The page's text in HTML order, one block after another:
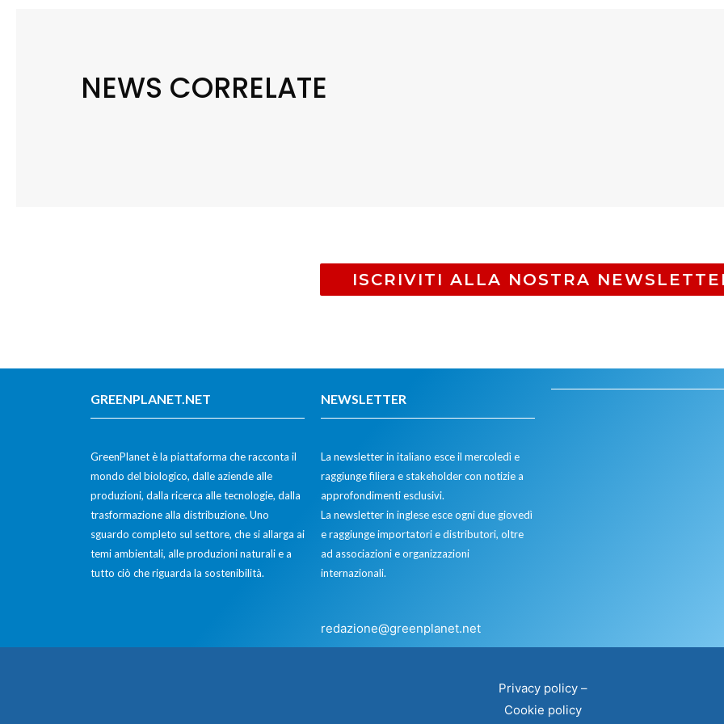
NEWS CORRELATE
ISCRIVITI ALLA NOSTRA
GREENPLANET.NET
GreenPlanet è la piattaforma che racconta il
mondo del biologico, dalle aziende alle
produzioni, dalla ricerca alle tecnologie, dalla
trasformazione alla distribuzione. Uno
sguardo completo sul settore, che si allarga ai
temi ambientali, alle produzioni naturali e a
tutto ciò che riguarda la sostenibilità.
NEWSLETTER
La newsletter in italiano esce il mercoledì e
raggiunge filiera e stakeholder con notizie a
approfondimenti esclusivi.
La newsletter in inglese esce ogni due giovedì
e raggiunge importatori e distributori, oltre
ad associazioni e organizzazioni
internazionali.
redazione@greenplanet.net
Privacy policy –
Cookie policy